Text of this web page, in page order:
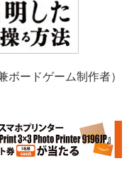
ードゲーム制作者）